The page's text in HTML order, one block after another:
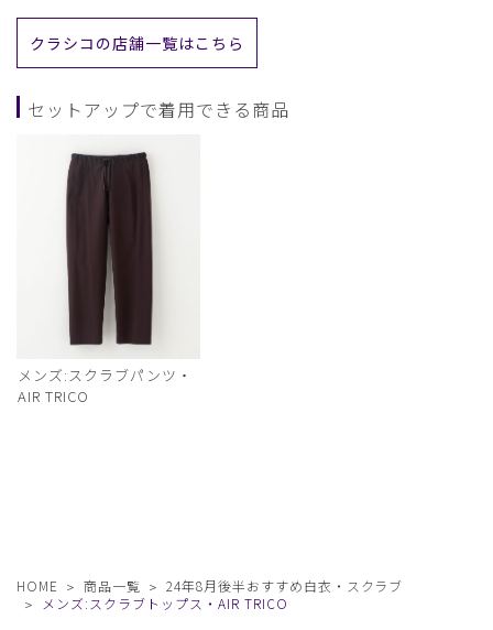
クラシコの店舗一覧はこちら
セットアップで着用できる商品
メンズ:スクラブパンツ・
AIR TRICO
HOME 商品一覧
24年8月後半おすすめ白衣・スクラブ
メンズ:スクラブトップス・AIR TRICO